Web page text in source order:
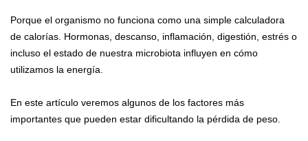
Porque el organismo no funciona como una simple calculadora
de calorías. Hormonas, descanso, inflamación, digestión, estrés o
incluso el estado de nuestra microbiota influyen en cómo
utilizamos la energía.
En este artículo veremos algunos de los factores más
importantes que pueden estar dificultando la pérdida de peso.